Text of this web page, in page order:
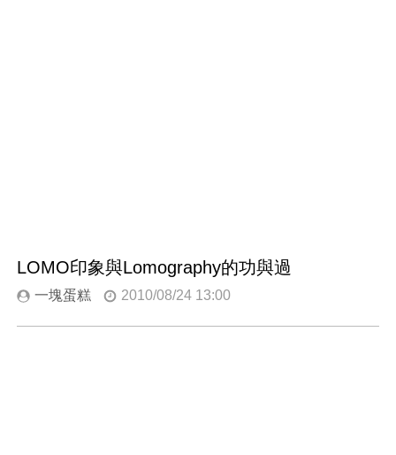
LOMO印象與Lomography的功與過
一塊蛋糕 2010/08/24 13:00